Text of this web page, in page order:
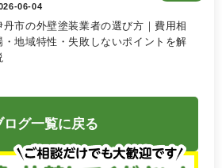
06-04
丹市の外壁塗装業者の選び方｜費用相
・地域特性・失敗しないポイントを解
ログ一覧に戻る